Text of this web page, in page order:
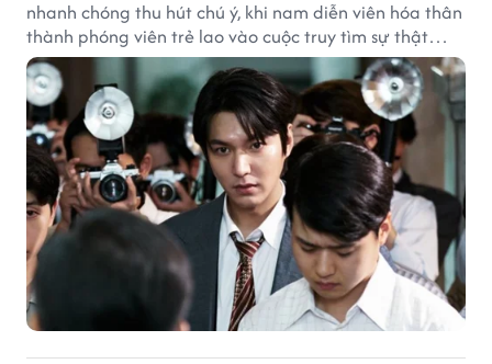
nhanh chóng thu hút chú ý, khi nam diễn viên hóa thân
thành phóng viên trẻ lao vào cuộc truy tìm sự thật
phía sau một vụ ám sát gây chấn động Hàn Quốc.